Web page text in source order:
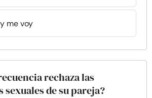
me voy
rechaza las
de su pareja?